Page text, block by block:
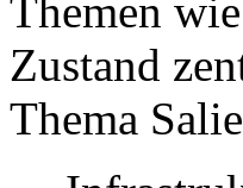
Themen
Zustand
Thema